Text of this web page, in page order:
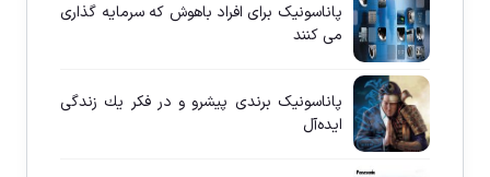
پاناسونيک برای افراد باهوش كه سرمايه گذاری
می كنند
پاناسونيک برندی پيشرو و در فكر يك زندگی
ايده‌آل